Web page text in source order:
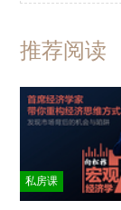
推荐阅读
私房课